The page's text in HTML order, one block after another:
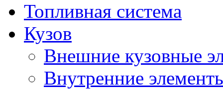
Топливная система
Кузов
Внешние кузовные
Внутренние